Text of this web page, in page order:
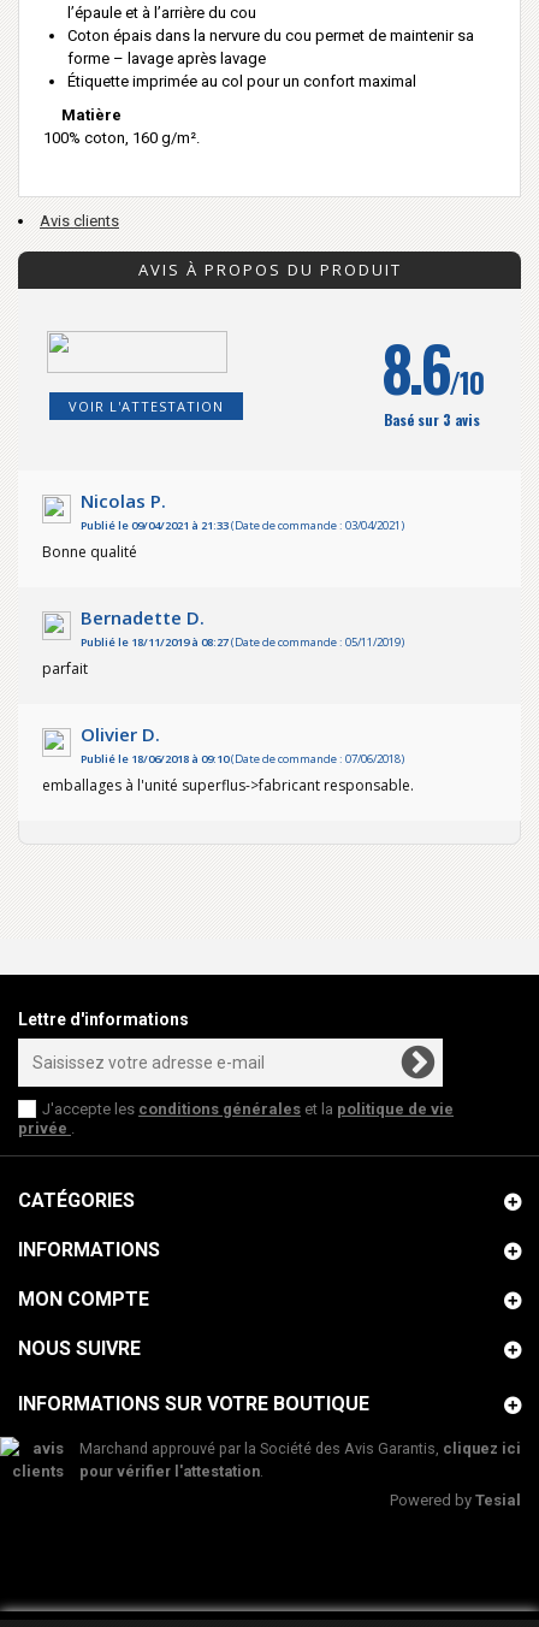
l’épaule et à l’arrière du cou
Coton épais dans la nervure du cou permet de maintenir sa
forme – lavage après lavage
Étiquette imprimée au col pour un confort maximal
Matière
100% coton, 160 g/m².
Avis clients
AVIS À PROPOS DU PRODUIT
VOIR L'ATTESTATION 8.6/10
Basé sur 3 avis
Nicolas P.
Publié le 09/04/2021 à 21:33(Date de commande : 03/04/2021)
Bonne qualité
Bernadette D.
Publié le 18/11/2019 à 08:27(Date de commande : 05/11/2019)
parfait
Olivier D.
Publié le 18/06/2018 à 09:10(Date de commande : 07/06/2018)
emballages à l'unité superflus->fabricant responsable.
Lettre d'informations
J'accepte les conditions générales et la politique de vie
privée
CATÉGORIES
INFORMATIONS
MON COMPTE
NOUS SUIVRE
INFORMATIONS SUR VOTRE BOUTIQUE
Marchand approuvé par la Société des Avis Garantis, cliquez ici
pour vérifier l'attestation
Powered by Tesial